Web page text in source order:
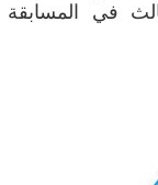
في المسابقة